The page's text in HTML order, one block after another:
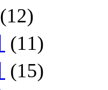
(12)
(11)
(15)